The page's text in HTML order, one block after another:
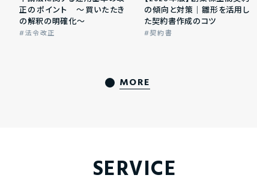
正のポイント ～買いたたき
の解釈の明確化～
法令改正
の傾向と対策｜雛形を活用し
た契約書作成のコツ
契約書
MORE
SERVICE